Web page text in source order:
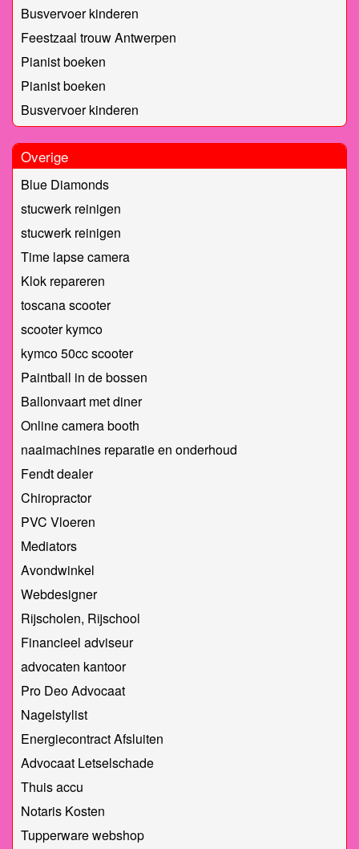
Busvervoer kinderen
Feestzaal trouw Antwerpen
Pianist boeken
Pianist boeken
Busvervoer kinderen
Overige
Blue Diamonds
stucwerk reinigen
stucwerk reinigen
Time lapse camera
Klok repareren
toscana scooter
scooter kymco
kymco 50cc scooter
Paintball in de bossen
Ballonvaart met diner
Online camera booth
naaimachines reparatie en onderhoud
Fendt dealer
Chiropractor
PVC Vloeren
Mediators
Avondwinkel
Webdesigner
Rijscholen, Rijschool
Financieel adviseur
advocaten kantoor
Pro Deo Advocaat
Nagelstylist
Energiecontract Afsluiten
Advocaat Letselschade
Thuis accu
Notaris Kosten
Tupperware webshop